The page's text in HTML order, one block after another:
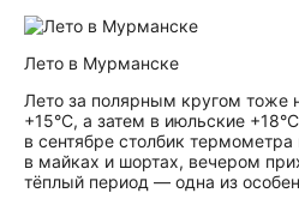
Лето в Мурманске
Лето за полярным кругом тоже
+15°C, а затем в июльские
в сентябре столбик
в майках и шортах, вечером
тёплый период — одна из